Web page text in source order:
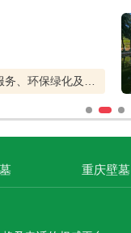
具有江南山水园林特色，集殡葬服务、环保绿化及旅游休闲于一体
重庆壁墓